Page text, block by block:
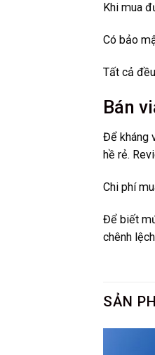
Khi mua
Có bảo
Tất cả
Bán
Để kháng
hề rẻ.
Chi phí
Để biết
chênh
SẢN